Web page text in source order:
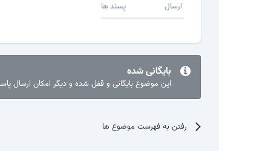
ارسال پسند ها
بایگانی شده
این موضوع بایگانی و قفل شده و دیگر امکان ارسال
رفتن به فهرست موضوع ها